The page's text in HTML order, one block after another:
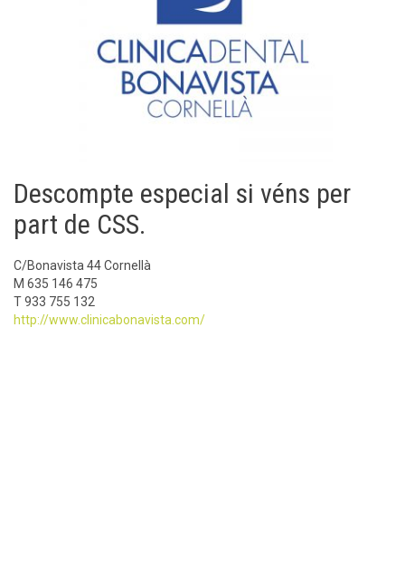
Descompte especial si véns per
part de CSS.
C/Bonavista 44 Cornellà
M 635 146 475
T 933 755 132
http://www.clinicabonavista.com/